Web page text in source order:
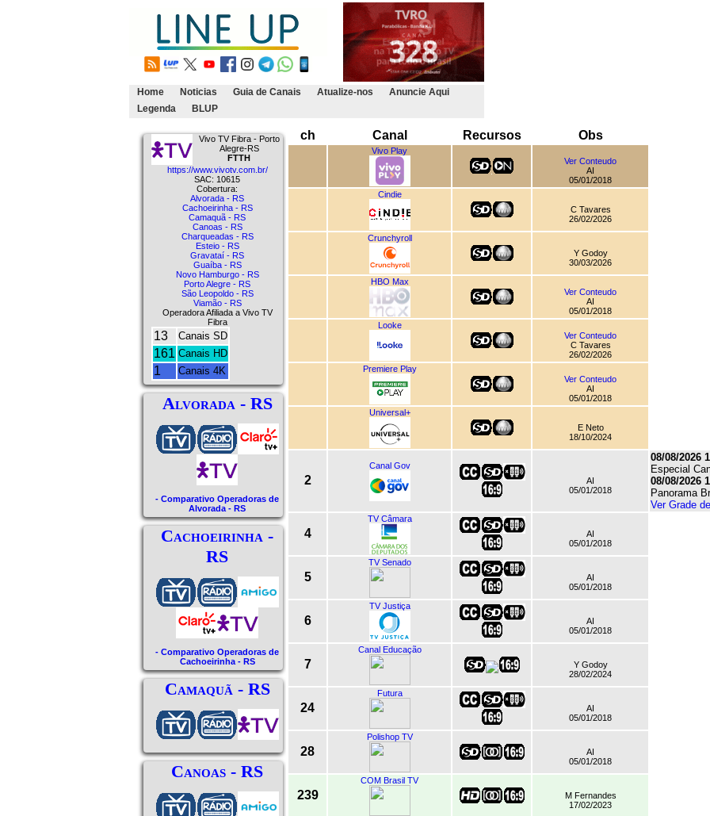
Home Noticias Guia de Canais Atualize-nos
Anuncie Aqui
Legenda
BLUP
Vivo TV Fibra - Porto
Alegre-RS
FTTH
https://www.vivotv.com.br/
SAC: 10615
Cobertura:
Alvorada - RS
Cachoeirinha - RS
Camaquã - RS
Canoas - RS
Charqueadas - RS
Esteio - RS
Gravataí - RS
Guaíba - RS
Novo Hamburgo - RS
Porto Alegre - RS
São Leopoldo - RS
Viamão - RS
Operadora Afiliada a Vivo TV
Fibra
13 Canais SD
161 Canais HD
1 Canais 4K
Alvorada - RS
- Comparativo Operadoras de
Alvorada - RS
Cachoeirinha -
RS
- Comparativo Operadoras de
Cachoeirinha - RS
Camaquã - RS
Canoas - RS
ch Canal Recursos Obs
Vivo Play
Ver Conteudo
AI
05/01/2018
Cindie
C Tavares
26/02/2026
Crunchyroll
Y Godoy
30/03/2026
HBO Max
Ver Conteudo
AI
05/01/2018
Looke
Ver Conteudo
C Tavares
26/02/2026
Premiere Play
Ver Conteudo
AI
05/01/2018
Universal+
E Neto
18/10/2024
2
Canal Gov
AI
05/01/2018
08/08/2026
Especial
08/08/2026
Panorama
Ver Grade
4
TV Câmara
AI
05/01/2018
5
TV Senado
AI
05/01/2018
6
TV Justiça
AI
05/01/2018
7
Canal Educação
Y Godoy
28/02/2024
24
Futura
AI
05/01/2018
28
Polishop TV
AI
05/01/2018
239
COM Brasil TV
M Fernandes
17/02/2023